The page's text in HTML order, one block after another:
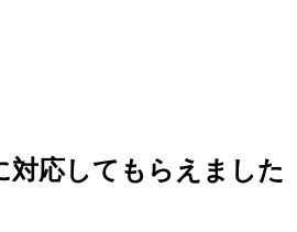
対応してもらえました